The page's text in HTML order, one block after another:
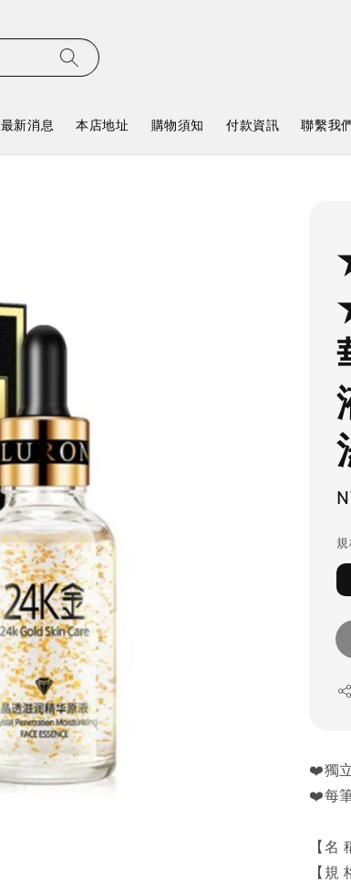
最新消息 本店地址 購物須知 付款資訊 聯繫我
❤️獨
❤️每
【名
【規